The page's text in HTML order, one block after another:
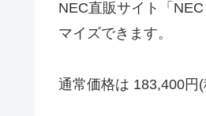
NEC直販サイト「
マイズできます。
通常価格は 183,400円(